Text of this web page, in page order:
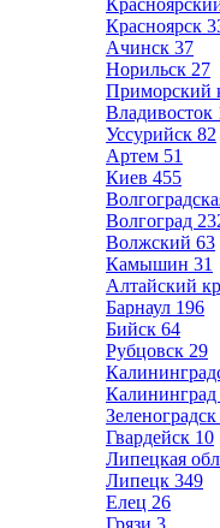
Красноярск
Ачинск 37
Норильск 27
Приморский
Владивосток
Уссурийск 82
Артем 51
Киев 455
Волгоград
Волжский 63
Камышин 31
Алтайский
Барнаул 196
Бийск 64
Рубцовск 29
Калининград
Зеленоградск
Гвардейск 10
Липецкая
Липецк 349
Елец 26
Грязи 3